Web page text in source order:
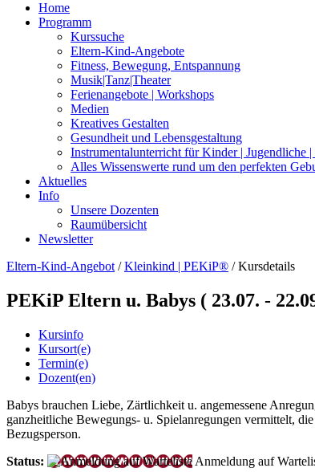
Home
Programm
Kurssuche
Eltern-Kind-Angebote
Fitness, Bewegung, Entspannung
Musik|Tanz|Theater
Ferienangebote | Workshops
Medien
Kreatives Gestalten
Gesundheit und Lebensgestaltung
Instrumentalunterricht für Kinder | Jugendliche |
Alles Wissenswerte rund um den perfekten
Aktuelles
Info
Unsere Dozenten
Raumübersicht
Newsletter
Eltern-Kind-Angebot /Kleinkind | PEKiP® /Kursdetails
PEKiP Eltern u. Babys ( 23.07. -
Kursinfo
Kursort(e)
Termin(e)
Dozent(en)
Babys brauchen Liebe, Zärtlichkeit u. angemessene
ganzheitliche Bewegungs- u. Spielanregungen vermittelt,
Bezugsperson.
Status:
Anmeldung auf